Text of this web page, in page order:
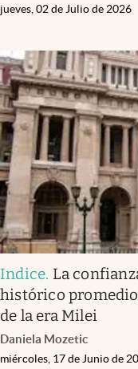
jueves, 02 de Julio de 2026
Indice. La
histórico
de la era Milei
Daniela Mozetic
miércoles, 17 de Junio de